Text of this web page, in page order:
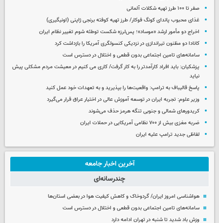
صفر تا ۱۰۰ طرز تهیه شکلات آلمانی
غذای محبوب پاندای کونگ فوکار/ طرز تهیه کوفته برنجی ژاپنی (اونیگیری)
اخراج دو مأمور ارشد «موساد»؛ پس‌لرزه شکست توطئه شوم تغییر نظام ایران
کانادا دو مظنون تیراندازی در نزدیکی کنسولگری آمریکا را بازداشت کرد
سامانه‌های تامین اجتماعی بدون قطعی و اختلال در دسترس است
پزشکیان: باید افراد کارآمدتر را به کار گرفت/ کاری می کنیم در معیشت مردم مشکلی پیش
نیاید
پاسخ قالیباف به ترامپ: واقعیت‌ها را بپذیرید و به تعهدات خود عمل کنید
وزیر علوم: تجربه ایران در توسعه آموزش عالی در اختیار عراق قرار می‌گیرد
کریدورهای شمالی و جنوبی تنگه هرمز حذف می‌شوند
ضربه مغزی بیش از ۷۰۰ نظامی آمریکایی در حملات ایران
لفاظی جدید ترامپ علیه ایران
آخرین اخبار جامعه
چندرسانه‌ای
هواشناسی امروز ایران/ گردوخاک و کاهش کیفیت هوا در بعضی استان‌ها
سامانه‌های تامین اجتماعی بدون قطعی و اختلال در دسترس است
وزش باد شدید تا شنبه در تهران ادامه دارد